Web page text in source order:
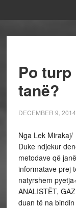
Po
tanë?
DECEMBER 9, 2014
Nga Lek Mirakaj/
Duke ndjekur
metodave që
informatave prej
natyrshem
ANALISTËT,
duan të na